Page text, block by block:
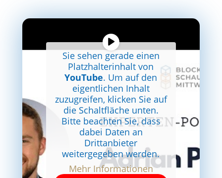
Sie sehen gerade einen
Platzhalterinhalt von
YouTube. Um auf den
eigentlichen Inhalt
zuzugreifen, klicken Sie auf
die Schaltfläche unten.
Bitte beachten Sie, dass
dabei Daten an
Drittanbieter
weitergegeben werden.
Mehr Informationen